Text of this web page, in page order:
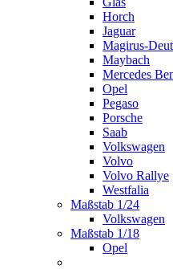
Horch
Jaguar
Magirus-
Maybach
Mercedes
Opel
Pegaso
Porsche
Saab
Volkswagen
Volvo
Volvo Rallye
Westfalia
Maßstab 1/24
Volkswagen
Maßstab 1/18
Opel